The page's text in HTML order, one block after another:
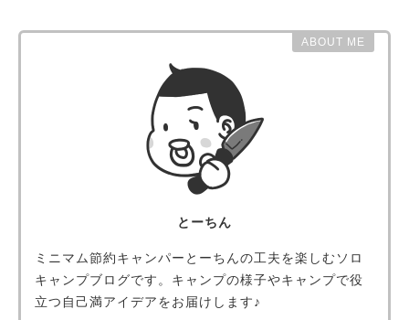
ABOUT ME
とーちん
ミニマム節約キャンパーとーちんの工夫を楽しむソロ
キャンプブログです。キャンプの様子やキャンプで役
立つ自己満アイデアをお届けします♪